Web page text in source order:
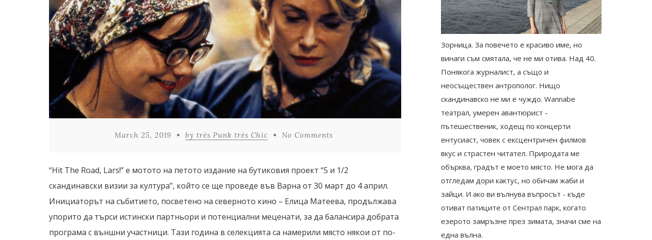
March 25, 2019 by très Punk très Chic No Comments
“Hit The Road, Lars!” е мотото на петото издание на бутиковия проект “5 и 1/2
скандинавски визии за култура”, който се ще проведе във Варна от 30 март до 4 април.
Инициаторът на събитието, посветено на северното кино – Елица Матеева, продължава
упорито да търси истински партньори и потенциални меценати, за да балансира добрата
програма с външни участници. Тази година в селекцията са намерили място някои от по-
Зорница. За повечето е красиво име, но
винаги съм смятала, че не ми отива. Над 40.
Понякога журналист, а също и
неосъществен антрополог. Нищо
скандинавско не ми е чуждо. Wannabe
театрал, умерен авантюрист -
пътешественик, ходещ по концерти
ентусиаст, човек с ексцентричен филмов
вкус и страстен читател. Природата ме
обърква, градът е моето място. Не мога да
отгледам дори кактус, но обичам жаби и
зайци. И ако ви вълнува въпросът - къде
отиват патиците от Сентрал парк, когато
езерото замръзне през зимата, значи сме на
една вълна.